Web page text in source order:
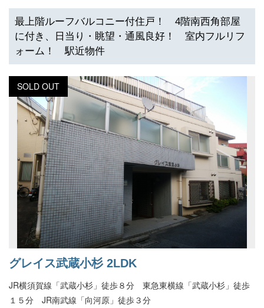
最上階ルーフバルコニー付住戸！ 4階南西角部屋
に付き、日当り・眺望・通風良好！ 室内フルリフ
ォーム！ 駅近物件
SOLD OUT
グレイス武蔵小杉 2LDK
JR横須賀線「武蔵小杉」徒歩８分 東急東横線「武蔵小杉」徒歩
１５分 JR南武線「向河原」徒歩３分